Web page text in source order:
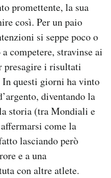
promettente, la sua
così. Per un paio
si seppe poco o
competere, stravinse ai
i risultati
questi giorni ha vinto
diventando la
storia (tra Mondiali e
come la
lasciando però
e a una
con altre atlete.